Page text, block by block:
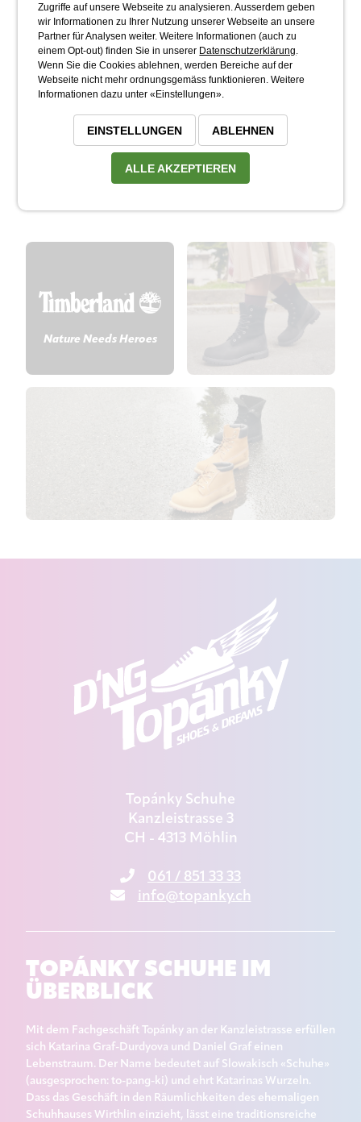
die kompromisslose Materialqualität und die stabile
Bauweise dieser Schuhe. In unserem Schuhgeschäft
an der Kanzleistrasse 3 bringen wir diese
erstklassige Qualität zurück nach Möhlin.
und den Komfort der Timberland-Kollektion direkt
bei uns im Laden. Wir freuen uns darauf, Sie
persönlich zu beraten und Ihnen die passenden
Begleiter für jedes Wetter vorzustellen – ... wieder
Nature Needs Heroes
Topánky Schuhe
Kanzleistrasse 3
CH - 4313 Möhlin
061 / 851 33 33
info@topanky.ch
TOPÁNKY SCHUHE IM
ÜBERBLICK
Mit dem Fachgeschäft Topánky an der Kanzleistrasse erfüllen
sich Katarina Graf-Durdyova und Daniel Graf einen
Lebenstraum. Der Name bedeutet auf Slowakisch «Schuhe»
(ausgesprochen: to-pang-ki) und ehrt Katarinas Wurzeln.
Dass das Geschäft in den Räumlichkeiten des ehemaligen
Schuhhauses Wirthlin einzieht, lässt eine traditionsreiche
Zugriffe auf unsere Webseite zu analysieren. Ausserdem geben
wir Informationen zu Ihrer Nutzung unserer Webseite an unsere
Partner für Analysen weiter. Weitere Informationen (auch zu
einem Opt-out) finden Sie in unserer Datenschutzerklärung.
Wenn Sie die Cookies ablehnen, werden Bereiche auf der
Webseite nicht mehr ordnungsgemäss funktionieren. Weitere
Informationen dazu unter «Einstellungen».
EINSTELLUNGEN ABLEHNEN
ALLE AKZEPTIEREN